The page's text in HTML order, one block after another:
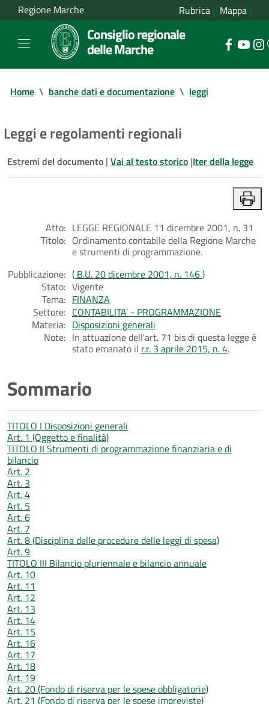
Regione Marche Rubrica Mappa
Consiglio regionale
delle Marche
Home \ banche dati e documentazione \ leggi
Leggi e regolamenti regionali
Estremi del documento | Vai al testo storico |Iter della legge
Atto: LEGGE REGIONALE 11 dicembre 2001, n. 31
Titolo: Ordinamento contabile della Regione Marche
e strumenti di programmazione.
Pubblicazione: ( B.U. 20 dicembre 2001, n. 146 )
Stato: Vigente
Tema: FINANZA
Settore: CONTABILITA’ - PROGRAMMAZIONE
Materia: Disposizioni generali
Note: In attuazione dell'art. 71 bis di questa legge é
stato emanato il r.r. 3 aprile 2015, n. 4.
Sommario
TITOLO I Disposizioni generali
Art. 1 (Oggetto e finalità)
TITOLO II Strumenti di programmazione finanziaria e di
bilancio
Art. 2
Art. 3
Art. 4
Art. 5
Art. 6
Art. 7
Art. 8 (Disciplina delle procedure delle leggi di spesa)
Art. 9
TITOLO III Bilancio pluriennale e bilancio annuale
Art. 10
Art. 11
Art. 12
Art. 13
Art. 14
Art. 15
Art. 16
Art. 17
Art. 18
Art. 19
Art. 20 (Fondo di riserva per le spese obbligatorie)
Art. 21 (Fondo di riserva per le spese impreviste)